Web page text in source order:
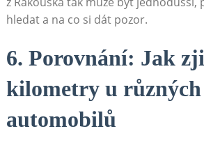
hledat a na co si dát pozor.
6. Porovnání: Jak
kilometry u různých
automobilů